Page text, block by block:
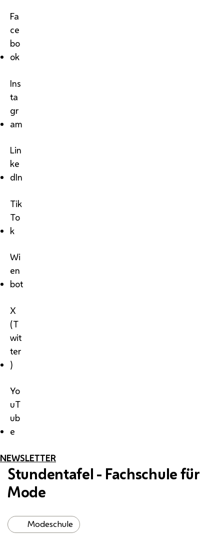
Fa
ce
bo
ok
Ins
ta
gr
am
Lin
ke
dIn
Tik
To
k
Wi
en
bot
X
(T
wit
ter
)
Yo
uT
ub
e
NEWSLETTER
Stundentafel - Fachschule für
Mode
Modeschule